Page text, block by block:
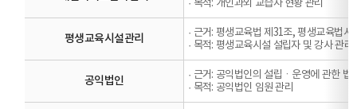
· 목적: 개인과외 교습자 현황 관리
평생교육시설관리 · 근거: 평생교육법 제31조, 평생교육법시
· 목적: 평생교육시설 설립자 및 강사 관리
공익법인 · 근거: 공익법인의 설립ㆍ운영에 관한 법
· 목적: 공익법인 임원 관리